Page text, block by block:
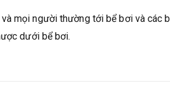
mọi người thường tới bể bơi và các
dưới bể bơi.